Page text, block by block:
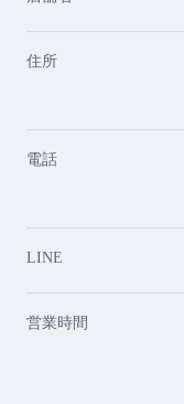
住所
電話
LINE
営業時間